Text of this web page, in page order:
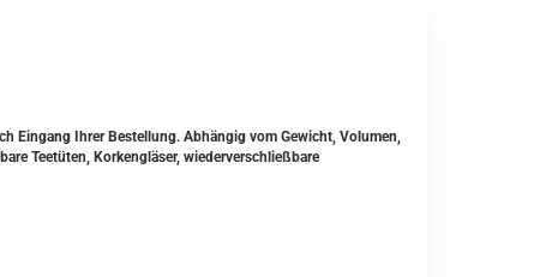
Eingang Ihrer Bestellung. Abhängig vom Gewicht, Volumen,
Teetüten, Korkengläser, wiederverschließbare